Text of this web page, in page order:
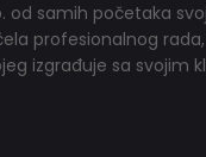
od samih početaka
profesionalnog
izgrađuje sa svojim